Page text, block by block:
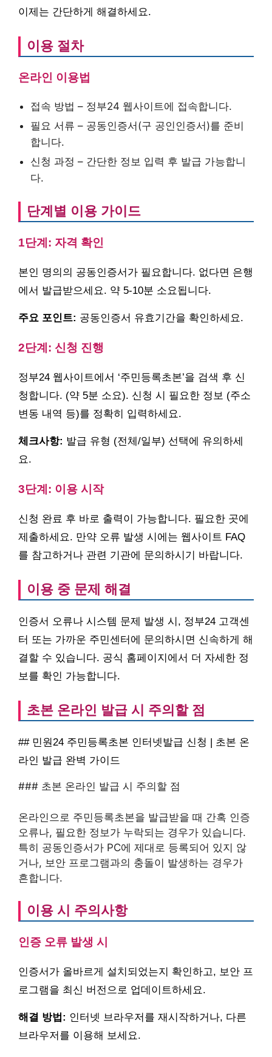
이제는 간단하게 해결하세요.
이용 절차
온라인 이용법
접속 방법 – 정부24 웹사이트에 접속합니다.
필요 서류 – 공동인증서(구 공인인증서)를 준비
합니다.
신청 과정 – 간단한 정보 입력 후 발급 가능합니
다.
단계별 이용 가이드
1단계: 자격 확인
본인 명의의 공동인증서가 필요합니다. 없다면 은행
에서 발급받으세요. 약 5-10분 소요됩니다.
주요 포인트: 공동인증서 유효기간을 확인하세요.
2단계: 신청 진행
정부24 웹사이트에서 ‘주민등록초본’을 검색 후 신
청합니다. (약 5분 소요). 신청 시 필요한 정보 (주소
변동 내역 등)를 정확히 입력하세요.
체크사항: 발급 유형 (전체/일부) 선택에 유의하세
요.
3단계: 이용 시작
신청 완료 후 바로 출력이 가능합니다. 필요한 곳에
제출하세요. 만약 오류 발생 시에는 웹사이트 FAQ
를 참고하거나 관련 기관에 문의하시기 바랍니다.
이용 중 문제 해결
인증서 오류나 시스템 문제 발생 시, 정부24 고객센
터 또는 가까운 주민센터에 문의하시면 신속하게 해
결할 수 있습니다. 공식 홈페이지에서 더 자세한 정
보를 확인 가능합니다.
초본 온라인 발급 시 주의할 점
## 민원24 주민등록초본 인터넷발급 신청 | 초본 온
라인 발급 완벽 가이드
### 초본 온라인 발급 시 주의할 점
온라인으로 주민등록초본을 발급받을 때 간혹 인증
오류나, 필요한 정보가 누락되는 경우가 있습니다.
특히 공동인증서가 PC에 제대로 등록되어 있지 않
거나, 보안 프로그램과의 충돌이 발생하는 경우가
흔합니다.
이용 시 주의사항
인증 오류 발생 시
인증서가 올바르게 설치되었는지 확인하고, 보안 프
로그램을 최신 버전으로 업데이트하세요.
해결 방법: 인터넷 브라우저를 재시작하거나, 다른
브라우저를 이용해 보세요.